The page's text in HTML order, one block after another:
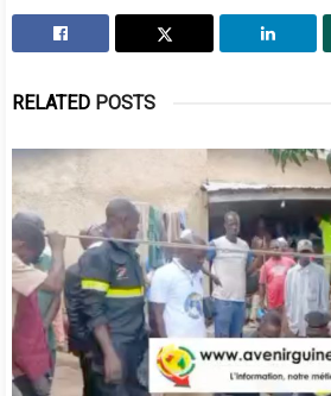
RELATED POSTS